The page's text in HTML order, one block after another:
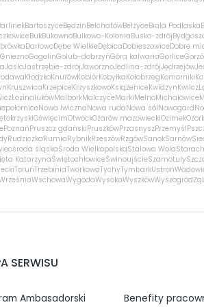
BartoszyceBędzinBełchatówBełżyceBiała Podlaska
BukBukownoBulkowo-KoloniaBusko-zdrój
DarłowoDębe WielkieDębicaDobieszowiceDobre
GnieznoGogolinGolub-dobrzyńGóra kalwariaGorlice
JasłoJastrzębie-zdrójJaworznoJedlina-zdrójJędrzejów
KłodzkoKnurówKobiórKobyłkaKołobrzegKomorniki
KruszwicaKrzepiceKrzyszkowoKsiążeniceKwidzynKwilcz
ŁozinałukówMalborkMalczyceMarkiMełnoMichałowice
Nowa IwicznaNowa rudaNowa sólNowogard
OświęcimOtwockOżarów mazowieckiOzimek
PoznańPruszcz gdańskiPruszkówPrzasnyszPrzemyśl
RudziczkaRumiaRybnikRzeszówRzgówSanokSarnów
środa śląskaŚroda WielkopolskaStalowa Wola
KatarzynaŚwiętochłowiceŚwinoujścieSzamotuły
ToruńTrzebiniaTworkowaTychyTymbarkUstroń
WschowaWygodaWysokaWyszkówWyszogród
SERWISU
Ambasadorski Benefity